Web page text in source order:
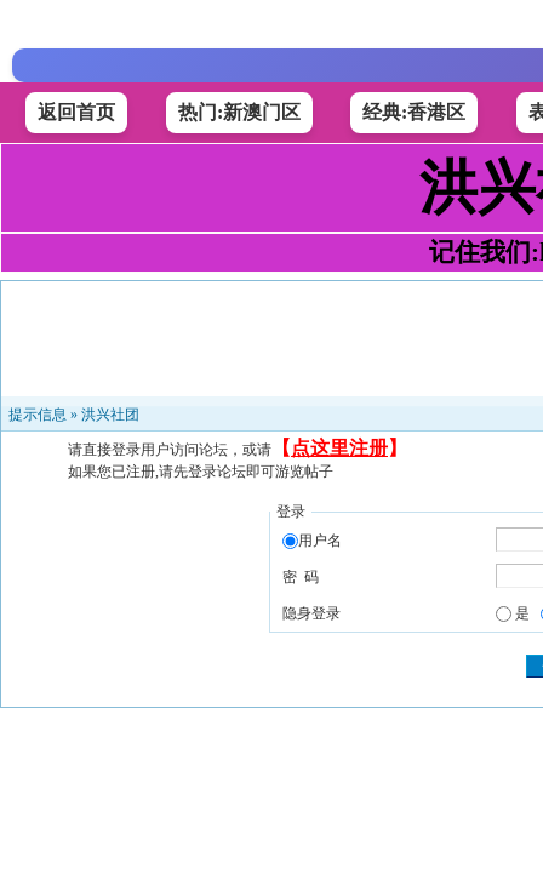
返回首页 热门:新澳门区 经典:香港区
洪
记住我们
提示信息 » 洪兴社团
请直接登录用户访问论坛，或请 【 点这里注册】
如果您已注册,请先登录论坛即可游览帖子
登录
用户名
密 码
隐身登录 是